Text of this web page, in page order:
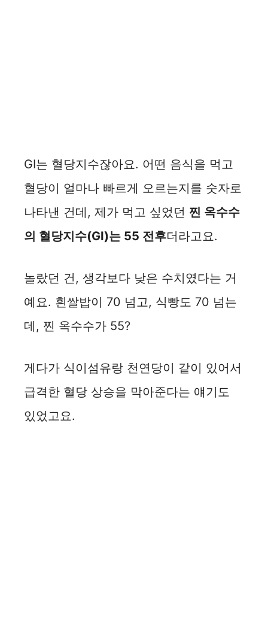
GI는 혈당지수잖아요. 어떤 음식을 먹고
혈당이 얼마나 빠르게 오르는지를 숫자로
나타낸 건데, 제가 먹고 싶었던 찐 옥수수
의 혈당지수(GI)는 55 전후더라고요.
놀랐던 건, 생각보다 낮은 수치였다는 거
예요. 흰쌀밥이 70 넘고, 식빵도 70 넘는
데, 찐 옥수수가 55?
게다가 식이섬유랑 천연당이 같이 있어서
급격한 혈당 상승을 막아준다는 얘기도
있었고요.